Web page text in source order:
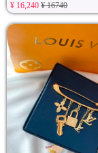
¥ 16,240¥ 16740